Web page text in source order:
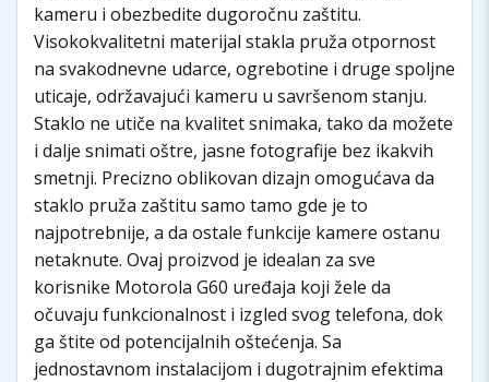
kameru i obezbedite dugoročnu zaštitu.
Visokokvalitetni materijal stakla pruža otpornost
na svakodnevne udarce, ogrebotine i druge spoljne
uticaje, održavajući kameru u savršenom stanju.
Staklo ne utiče na kvalitet snimaka, tako da možete
i dalje snimati oštre, jasne fotografije bez ikakvih
smetnji. Precizno oblikovan dizajn omogućava da
staklo pruža zaštitu samo tamo gde je to
najpotrebnije, a da ostale funkcije kamere ostanu
netaknute. Ovaj proizvod je idealan za sve
korisnike Motorola G60 uređaja koji žele da
očuvaju funkcionalnost i izgled svog telefona, dok
ga štite od potencijalnih oštećenja. Sa
jednostavnom instalacijom i dugotrajnim efektima